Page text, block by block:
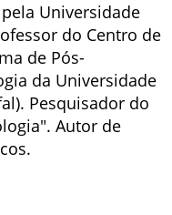
Universidade
do Centro de
de Pós-
da Universidade
Pesquisador do
Autor de